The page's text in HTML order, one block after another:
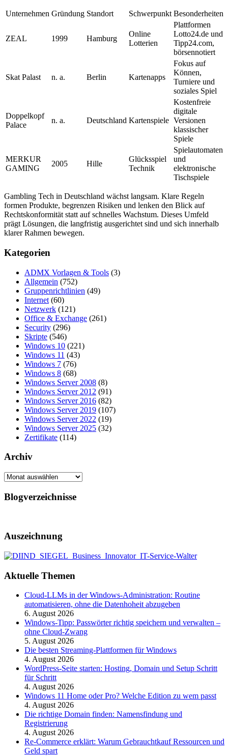
Unternehmen Gründung Standort Schwerpunkt Besonderheiten
ZEAL 1999 Hamburg
Online
Lotterien
Plattformen
Lotto24.de und
Tipp24.com,
börsennotiert
Skat Palast n. a. Berlin Kartenapps
Fokus auf
Können,
Turniere und
soziales Spiel
Doppelkopf
Palace
n. a. Deutschland Kartenspiele
Kostenfreie
digitale
Versionen
klassischer
Spiele
MERKUR
GAMING
2005 Hille
Glücksspiel
Technik
Spielautomaten
und
elektronische
Tischspiele
Gambling Tech in Deutschland wächst langsam. Klare Regeln
formen Produkte, begrenzen Risiken und lenken den Blick auf
Rechtskonformität statt auf schnelles Wachstum. Dieses Umfeld
prägt Lösungen, die langfristig ausgerichtet sind und sich innerhalb
klarer Rahmen bewegen.
Kategorien
ADMX Vorlagen & Tools (3)
Allgemein (752)
Gruppenrichtlinien (49)
Internet (60)
Netzwerk (121)
Office & Exchange (261)
Security (296)
Skripte (546)
Windows 10 (221)
Windows 11 (43)
Windows 7 (76)
Windows 8 (68)
Windows Server 2008 (8)
Windows Server 2012 (91)
Windows Server 2016 (82)
Windows Server 2019 (107)
Windows Server 2022 (19)
Windows Server 2025 (32)
Zertifikate (114)
Archiv
Archiv
Blogverzeichnisse
Auszeichnung
Aktuelle Themen
Cloud-LLMs in der Windows-Administration: Routine
automatisieren, ohne die Datenhoheit abzugeben
6. August 2026
Windows-Tipp: Passwörter richtig speichern und verwalten –
ohne Cloud-Zwang
5. August 2026
Die besten Streaming-Plattformen für Windows
4. August 2026
WordPress-Seite starten: Hosting, Domain und Setup Schritt
für Schritt
4. August 2026
Windows 11 Home oder Pro? Welche Edition zu wem passt
4. August 2026
Die richtige Domain finden: Namensfindung und
Registrierung
4. August 2026
Re-Commerce erklärt: Warum Gebrauchtkauf Ressourcen und
Geld spart